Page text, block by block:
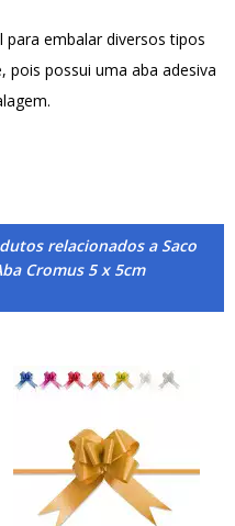
para embalar diversos tipos
pois possui uma aba adesiva
relacionados a Saco
Cromus 5 x 5cm